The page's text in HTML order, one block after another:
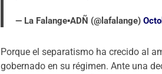
— La Falange▪️ADÑ (@lafalange)
Porque el separatismo ha crecido al
gobernado en su régimen. Ante una